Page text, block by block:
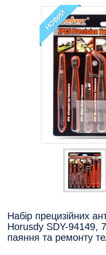
НОВИЙ
Набір прецизійних
Horusdy SDY-94149,
паяння та ремонту